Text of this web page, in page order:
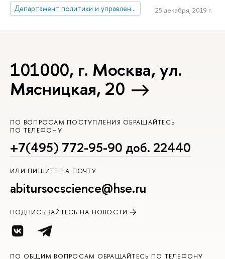
Департамент политики и управления
25 декабря, 2019 г.
101000, г. Москва, ул.
Мясницкая, 20
ПО ВОПРОСАМ ПОСТУПЛЕНИЯ ОБРАЩАЙТЕСЬ
ПО ТЕЛЕФОНУ
+7(495) 772-95-90 доб. 22440
ИЛИ ПИШИТЕ НА ПОЧТУ
abitursocscience@hse.ru
ПОДПИСЫВАЙТЕСЬ НА НОВОСТИ
ПО ОБЩИМ ВОПРОСАМ ОБРАЩАЙТЕСЬ ПО ТЕЛЕФОНУ